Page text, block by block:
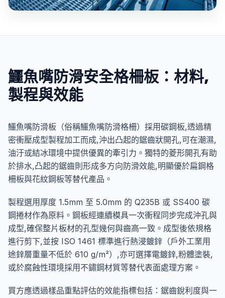
鱷魚嘴防滑安全格柵板：材料,
製程與效能
鱷魚嘴防滑板（俗稱鱷魚嘴防滑格柵）採用碳鋼板,透過精
密衝壓成型製程加工而成,沖出凸起的鋸齒狀開孔,可在潮濕,
油汙或結冰環境中提供優異的牽引力。獨特的菱形開孔有助
於排水,凸起的鋸齒則形成多方向防滑效能,明顯優於扁鋼格
柵板與花紋鋼板等替代產品。
製程選用厚度 1.5mm 至 5.0mm 的 Q235B 或 SS400 碳
鋼捲材作為原料。鋼板經連續模具一次衝程同步完成沖孔與
成型,確保整片板材的孔型幾何與齒高一致。成型後依規格
進行剪下,並按 ISO 1461 標準進行熱浸鍍鋅（戶外工業用
途鋅層重量不低於 610 g/m²）,亦可選擇電鍍鋅,粉體塗裝,
或於腐蝕性環境採用不鏽鋼材質等替代表面處理方案。
買方應透過樣品重點評估的效能指標包括：鋸齒銳利度與一